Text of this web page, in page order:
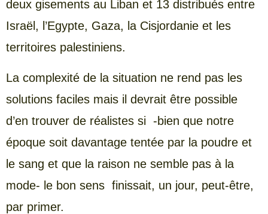
deux gisements au Liban et 13 distribués entre
Israël, l’Egypte, Gaza, la Cisjordanie et les
territoires palestiniens.
La complexité de la situation ne rend pas les
solutions faciles mais il devrait être possible
d’en trouver de réalistes si -bien que notre
époque soit davantage tentée par la poudre et
le sang et que la raison ne semble pas à la
mode- le bon sens finissait, un jour, peut-être,
par primer.